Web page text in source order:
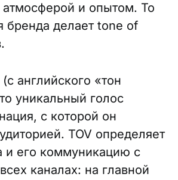
атмосферой и опытом. То
бренда делает tone of
английского «тон
уникальный голос
с которой он
TOV определяет
и его коммуникацию с
каналах: на главной